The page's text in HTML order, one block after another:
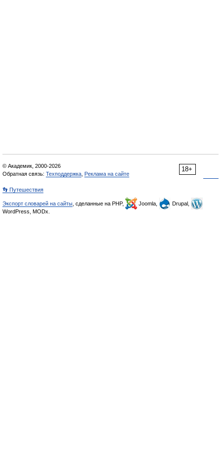
18+
© Академик, 2000-2026
Обратная связь: Техподдержка Реклама на сайте
👣 Путешествия
Экспорт словарей на сайты , сделанные на PHP, Joomla,
Drupal,
WordPress, MODx.